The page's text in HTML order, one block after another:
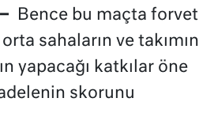
Bence bu maçta forvet
sahaların ve takımın
yapacağı katkılar öne
skorunu